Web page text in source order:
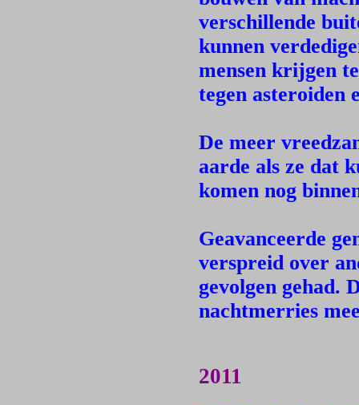
verschillende
kunnen
mensen krijgen
tegen asteroiden
De meer
aarde als ze dat
komen nog
Geavanceerde
verspreid over
gevolgen gehad.
nachtmerries
2011